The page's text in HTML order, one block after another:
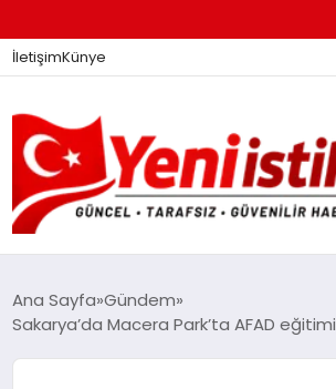
İletişimKünye
GÜNDEM
Ana Sayfa Gündem
Sakarya’da Macera Park’ta AFAD eğitimi